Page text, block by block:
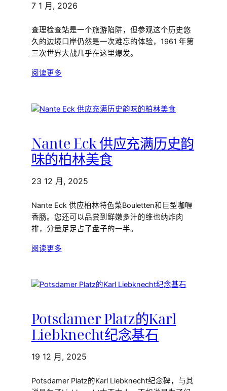
7 1 月, 2026
查理检查站是一个旅游陷阱，但参观这个历史悠
久的边境口岸仍然是一次难忘的体验，1961 年第
三次世界大战几乎在这里爆发。
阅读更多
Nante Eck 供应充满历史韵
味的柏林美食
23 12 月, 2025
Nante Eck 供应柏林特色菜Bouletten和巨型咖喱
香肠。您还可以品尝到鲜嫩多汁的维也纳炸肉
排，分量足足占了盘子的一半。
阅读更多
Potsdamer Platz的Karl
Liebknecht纪念基石
19 12 月, 2025
Potsdamer Platz的Karl Liebknecht纪念碑，与其